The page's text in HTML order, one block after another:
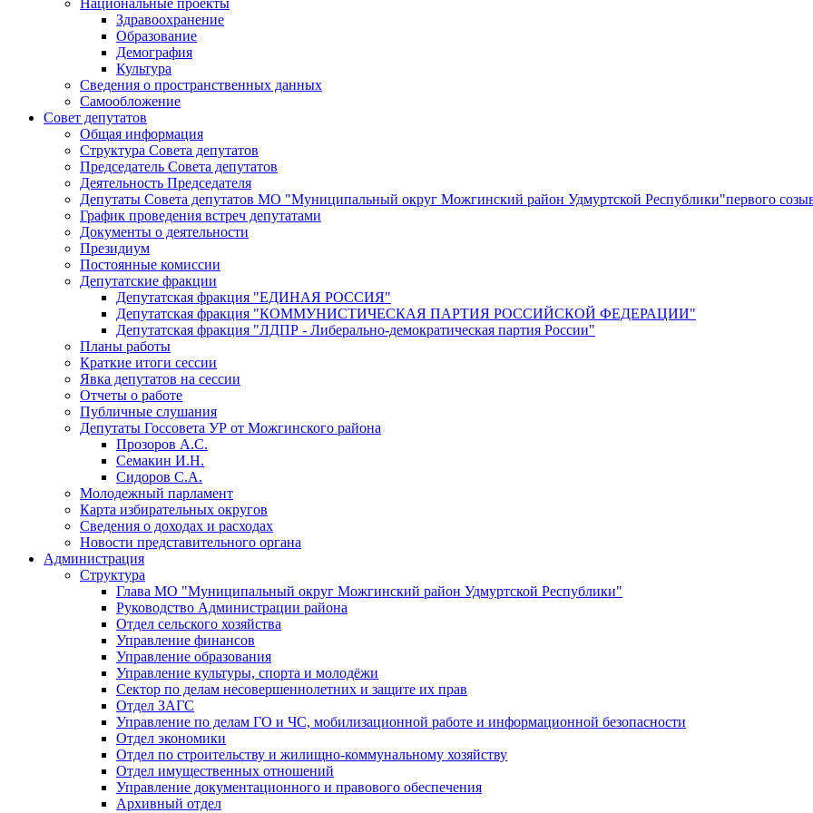
Здравоохранение
Образование
Демография
Культура
Сведения о пространственных данных
Самообложение
Совет депутатов
Общая информация
Структура Совета депутатов
Председатель Совета депутатов
Деятельность Председателя
Депутаты Совета депутатов МО "Муниципальный округ Можгинский район Удмуртской Республики"первого
График проведения встреч депутатами
Документы о деятельности
Президиум
Постоянные комиссии
Депутатские фракции
Депутатская фракция "ЕДИНАЯ РОССИЯ"
Депутатская фракция "КОММУНИСТИЧЕСКАЯ ПАРТИЯ РОССИЙСКОЙ ФЕДЕРАЦИИ"
Депутатская фракция "ЛДПР - Либерально-демократическая партия России"
Планы работы
Краткие итоги сессии
Явка депутатов на сессии
Отчеты о работе
Публичные слушания
Депутаты Госсовета УР от Можгинского района
Прозоров А.С.
Семакин И.Н.
Сидоров С.А.
Молодежный парламент
Карта избирательных округов
Сведения о доходах и расходах
Новости представительного органа
Администрация
Структура
Глава МО "Муниципальный округ Можгинский район Удмуртской Республики"
Руководство Администрации района
Отдел сельского хозяйства
Управление финансов
Управление образования
Управление культуры, спорта и молодёжи
Сектор по делам несовершеннолетних и защите их прав
Отдел ЗАГС
Управление по делам ГО и ЧС, мобилизационной работе и информационной безопасности
Отдел экономики
Отдел по строительству и жилищно-коммунальному хозяйству
Отдел имущественных отношений
Управление документационного и правового обеспечения
Архивный отдел